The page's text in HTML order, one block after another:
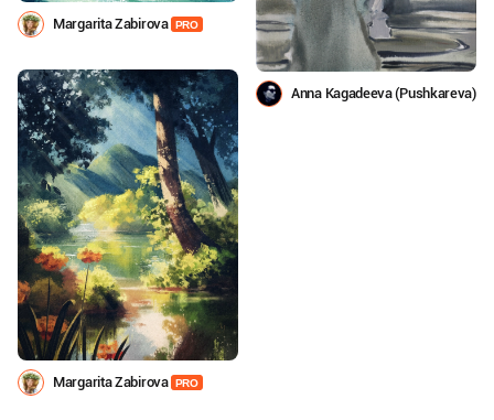
Margarita Zabirova PRO
Anna Kagadeeva (Pushkareva)
Margarita Zabirova PRO